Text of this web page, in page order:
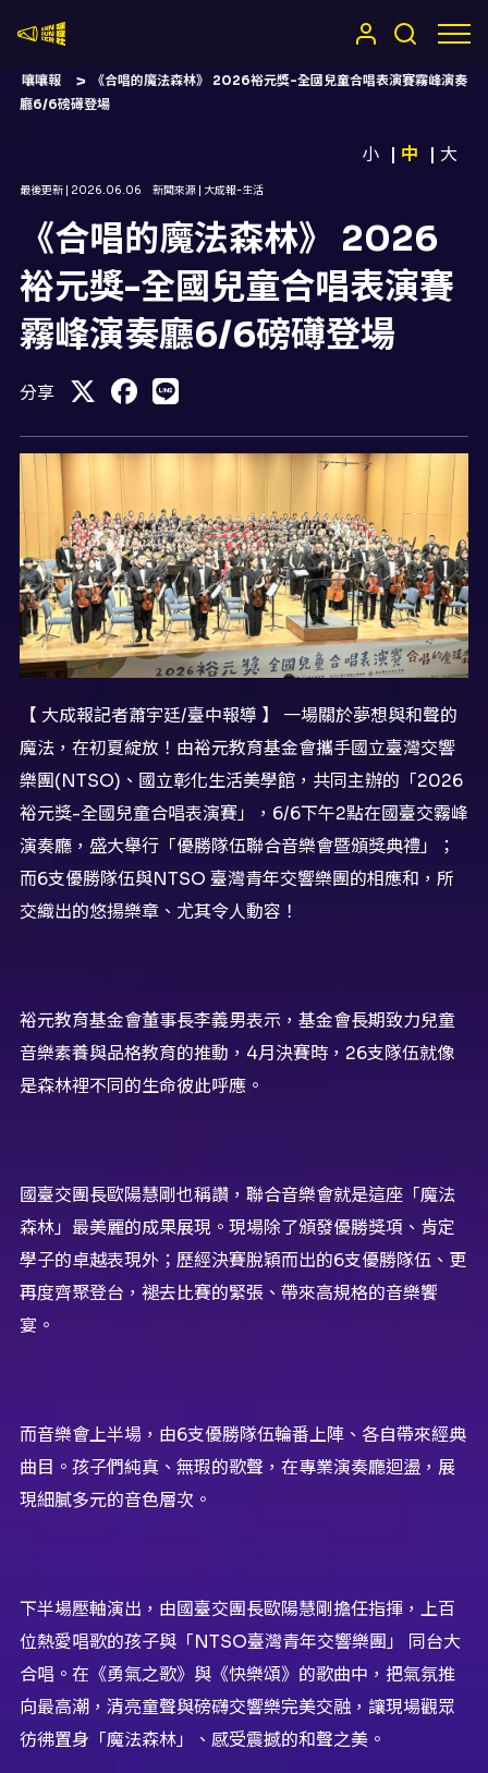
嚷嚷報
《合唱的魔法森林》 2026裕元獎-全國兒童合唱表演賽霧峰演奏
廳6/6磅礡登場
小 中 大
最後更新 | 2026.06.06 新聞來源 | 大成報-生活
《合唱的魔法森林》 2026
裕元獎-全國兒童合唱表演賽
霧峰演奏廳6/6磅礡登場
分享
【 大成報記者蕭宇廷/臺中報導 】 一場關於夢想與和聲的
魔法，在初夏綻放！由裕元教育基金會攜手國立臺灣交響
樂團(NTSO)、國立彰化生活美學館，共同主辦的「2026
裕元獎-全國兒童合唱表演賽」，6/6下午2點在國臺交霧峰
演奏廳，盛大舉行「優勝隊伍聯合音樂會暨頒獎典禮」；
而6支優勝隊伍與NTSO 臺灣青年交響樂團的相應和，所
交織出的悠揚樂章、尤其令人動容！
裕元教育基金會董事長李義男表示，基金會長期致力兒童
音樂素養與品格教育的推動，4月決賽時，26支隊伍就像
是森林裡不同的生命彼此呼應。
國臺交團長歐陽慧剛也稱讚，聯合音樂會就是這座「魔法
森林」最美麗的成果展現。現場除了頒發優勝獎項、肯定
學子的卓越表現外；歷經決賽脫穎而出的6支優勝隊伍、更
再度齊聚登台，褪去比賽的緊張、帶來高規格的音樂饗
宴。
而音樂會上半場，由6支優勝隊伍輪番上陣、各自帶來經典
曲目。孩子們純真、無瑕的歌聲，在專業演奏廳迴盪，展
現細膩多元的音色層次。
下半場壓軸演出，由國臺交團長歐陽慧剛擔任指揮，上百
位熱愛唱歌的孩子與「NTSO臺灣青年交響樂團」 同台大
合唱。在《勇氣之歌》與《快樂頌》的歌曲中，把氣氛推
向最高潮，清亮童聲與磅礴交響樂完美交融，讓現場觀眾
彷彿置身「魔法森林」、感受震撼的和聲之美。